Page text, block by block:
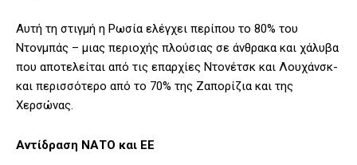
Αυτή τη στιγμή η Ρωσία ελέγχει περίπου το 80% του
Ντονμπάς – μιας περιοχής πλούσιας σε άνθρακα και χάλυβα
που αποτελείται από τις επαρχίες Ντονέτσκ και Λουχάνσκ-
και περισσότερο από το 70% της Ζαπορίζια και της
Χερσώνας.
Αντίδραση ΝΑΤΟ και ΕΕ